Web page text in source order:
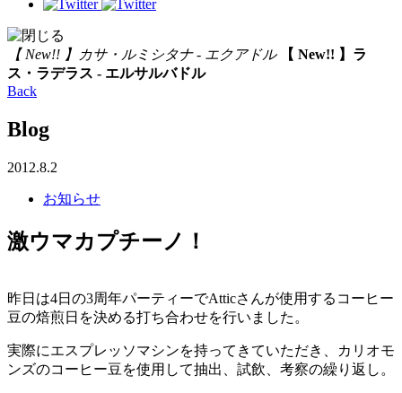
【 New!! 】カサ・ルミシタナ - エクアドル
【 New!! 】ラ
ス・ラデラス - エルサルバドル
Back
Blog
2012.8.2
お知らせ
激ウマカプチーノ！
昨日は4日の3周年パーティーでAtticさんが使用するコーヒー
豆の焙煎日を決める打ち合わせを行いました。
実際にエスプレッソマシンを持ってきていただき、カリオモ
ンズのコーヒー豆を使用して抽出、試飲、考察の繰り返し。